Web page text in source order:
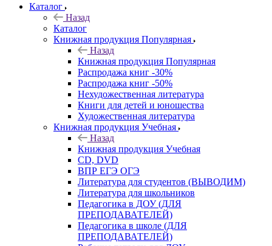
Каталог
Назад
Каталог
Книжная продукция Популярная
Назад
Книжная продукция Популярная
Распродажа книг -30%
Распродажа книг -50%
Нехудожественная литература
Книги для детей и юношества
Художественная литература
Книжная продукция Учебная
Назад
Книжная продукция Учебная
CD, DVD
ВПР ЕГЭ ОГЭ
Литература для студентов (ВЫВОДИМ)
Литература для школьников
Педагогика в ДОУ (ДЛЯ
ПРЕПОДАВАТЕЛЕЙ)
Педагогика в школе (ДЛЯ
ПРЕПОДАВАТЕЛЕЙ)